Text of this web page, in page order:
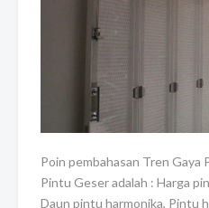
Poin pembahasan Tren Gaya
Pintu Geser adalah : Harga
Daun pintu harmonika, Pintu